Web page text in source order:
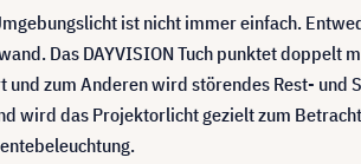
ist nicht immer einfach.
Das DAYVISION Tuch punktet doppelt
zum Anderen wird störendes Rest-
wird das Projektorlicht gezielt zum